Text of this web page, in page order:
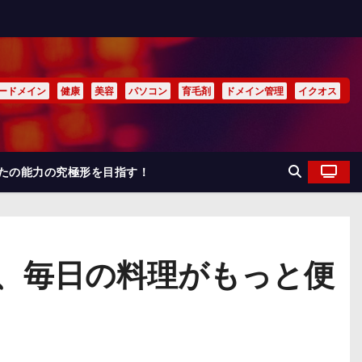
ドメイン 健康 美容 パソコン 育毛剤 ドメイン管理 イクオス
の能力の究極形を目指す！
毎日の料理がもっと便